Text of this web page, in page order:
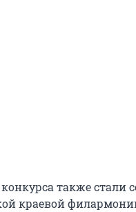
также стали
краевой